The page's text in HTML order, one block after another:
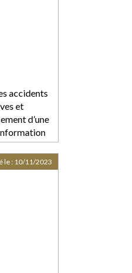
accidents
et
d’une
le : 10/11/2023